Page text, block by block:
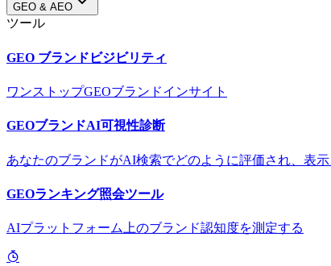
GEO & AEO
ツール
GEO ブランドビジビリティ
ワンストップGEOブランドインサイト
GEOブランドAI可視性診断
あなたのブランドがAI検索でどのように評価され、表
GEOランキング照会ツール
AIプラットフォーム上のブランド認知度を測定する